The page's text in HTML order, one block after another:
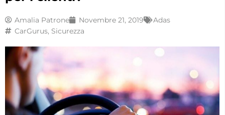
Amalia Patrone Novembre 21, 2019
Adas
CarGurus, Sicurezza